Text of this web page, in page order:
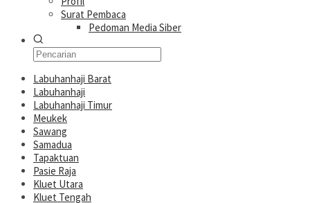
Surat Pembaca
Pedoman Media Siber
Labuhanhaji Barat
Labuhanhaji
Labuhanhaji Timur
Meukek
Sawang
Samadua
Tapaktuan
Pasie Raja
Kluet Utara
Kluet Tengah